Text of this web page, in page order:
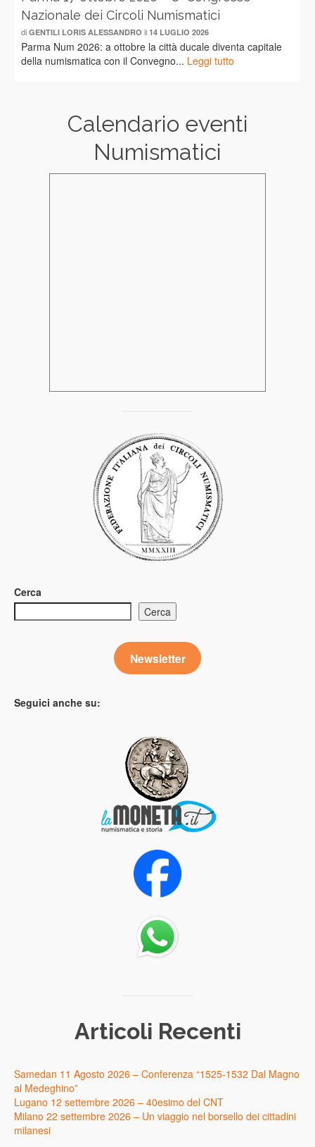
Nazionale dei Circoli Numismatici
di GENTILI LORIS ALESSANDRO il 14 LUGLIO 2026
Parma Num 2026: a ottobre la città ducale diventa capitale
della numismatica con il Convegno... Leggi tutto
Calendario eventi
Numismatici
Cerca
Cerca
Newsletter
Seguici anche su:
Articoli Recenti
Samedan 11 Agosto 2026 – Conferenza “1525-1532 Dal Magno
al Medeghino”
Lugano 12 settembre 2026 – 40esimo del CNT
Milano 22 settembre 2026 – Un viaggio nel borsello dei cittadini
milanesi